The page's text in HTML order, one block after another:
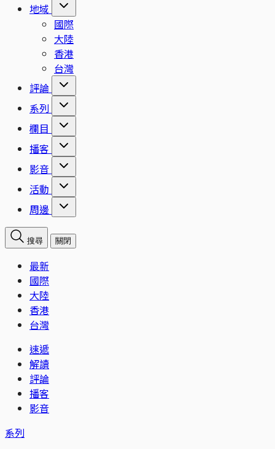
地域
國際
大陸
香港
台灣
評論
系列
欄目
播客
影音
活動
周邊
搜尋 關閉
最新
國際
大陸
香港
台灣
速遞
解讀
評論
播客
影音
系列